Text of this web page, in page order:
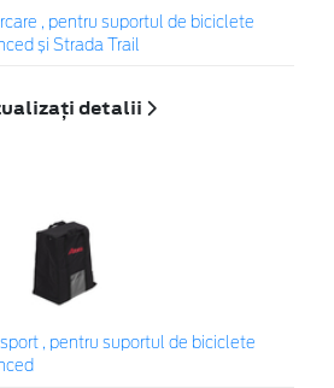
, pentru suportul de biciclete
și Strada Trail
detalii
, pentru suportul de biciclete